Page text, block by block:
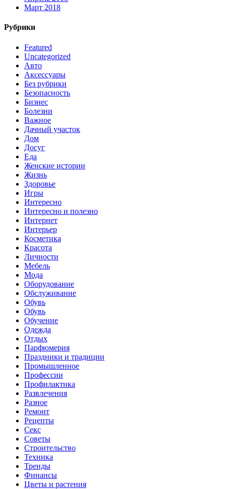
Март 2018
Рубрики
Featured
Uncategorized
Авто
Аксессуары
Без рубрики
Безопасность
Бизнес
Болезни
Важное
Дачный участок
Дом
Досуг
Еда
Женские истории
Жизнь
Здоровье
Игры
Интересно
Интересно и полезно
Интернет
Интерьер
Косметика
Красота
Личности
Мебель
Мода
Оборудование
Обслуживание
Обувь
Обувь
Обучение
Одежда
Отдых
Парфюмерия
Праздники и традиции
Промышленное
Профессии
Профилактика
Развлечения
Разное
Ремонт
Рецепты
Секс
Советы
Строительство
Техника
Тренды
Финансы
Цветы и растения